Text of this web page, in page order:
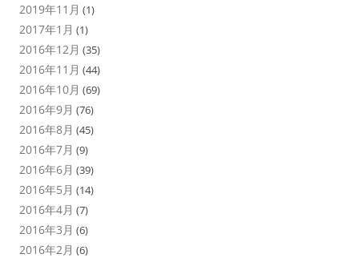
2019年11月 (1)
2017年1月 (1)
2016年12月 (35)
2016年11月 (44)
2016年10月 (69)
2016年9月 (76)
2016年8月 (45)
2016年7月 (9)
2016年6月 (39)
2016年5月 (14)
2016年4月 (7)
2016年3月 (6)
2016年2月 (6)